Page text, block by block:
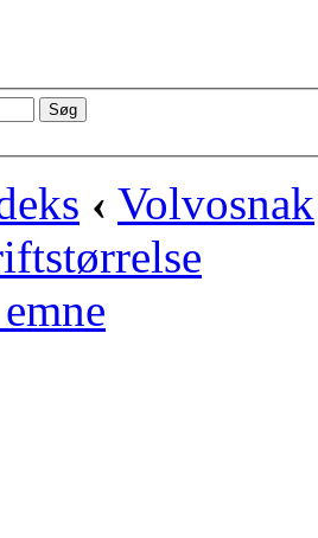
‹ Volvosnak